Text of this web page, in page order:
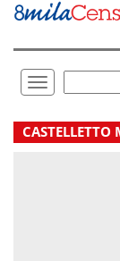
Vai
direttamente
Toggle
navigation
.
CASTELLETTO